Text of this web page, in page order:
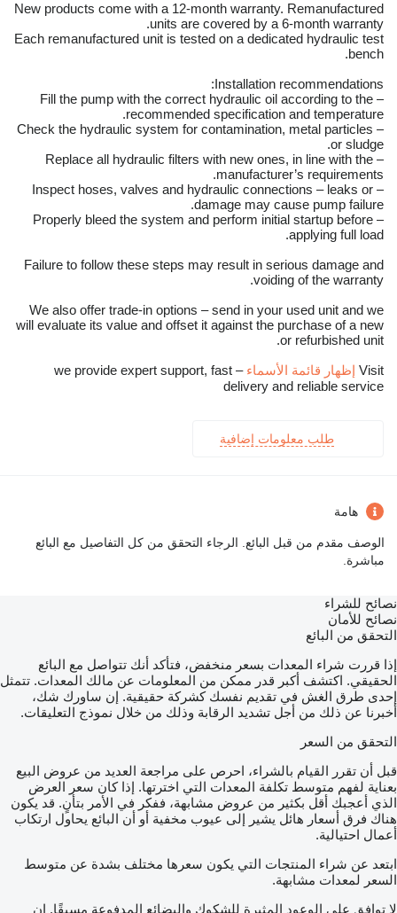
New products come with a 12-month warranty. Remanufactured
units are covered by a 6-month warranty.
Each remanufactured unit is tested on a dedicated hydraulic test
bench.
Installation recommendations:
– Fill the pump with the correct hydraulic oil according to the
recommended specification and temperature.
– Check the hydraulic system for contamination, metal particles
or sludge.
– Replace all hydraulic filters with new ones, in line with the
manufacturer’s requirements.
– Inspect hoses, valves and hydraulic connections – leaks or
damage may cause pump failure.
– Properly bleed the system and perform initial startup before
applying full load.
Failure to follow these steps may result in serious damage and
voiding of the warranty.
We also offer trade-in options – send in your used unit and we
will evaluate its value and offset it against the purchase of a new
or refurbished unit.
Visit إظهار قائمة الأسماء
– we provide expert support, fast
delivery and reliable service
طلب معلومات إضافية
هامة
الوصف مقدم من قبل البائع. الرجاء التحقق من كل التفاصيل مع البائع
مباشرة.
نصائح للشراء
نصائح للأمان
التحقق من البائع
إذا قررت شراء المعدات بسعر منخفض، فتأكد أنك تتواصل مع البائع
الحقيقي. اكتشف أكبر قدر ممكن من المعلومات عن مالك المعدات. تتمثل
إحدى طرق الغش في تقديم نفسك كشركة حقيقية. إن ساورك شك،
أخبرنا عن ذلك من أجل تشديد الرقابة وذلك من خلال نموذج التعليقات.
التحقق من السعر
قبل أن تقرر القيام بالشراء، احرص على مراجعة العديد من عروض البيع
بعناية لفهم متوسط تكلفة المعدات التي اخترتها. إذا كان سعر العرض
الذي أعجبك أقل بكثير من عروض مشابهة، ففكر في الأمر بتأنٍ. قد يكون
هناك فرق أسعار هائل يشير إلى عيوب مخفية أو أن البائع يحاول ارتكاب
أعمال احتيالية.
ابتعد عن شراء المنتجات التي يكون سعرها مختلف بشدة عن متوسط
السعر لمعدات مشابهة.
لا توافق على الوعود المثيرة للشكوك والبضائع المدفوعة مسبقًا. إن